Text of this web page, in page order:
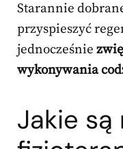
Starannie
przyspieszyć
jednocześnie
wykonywania
Jakie są